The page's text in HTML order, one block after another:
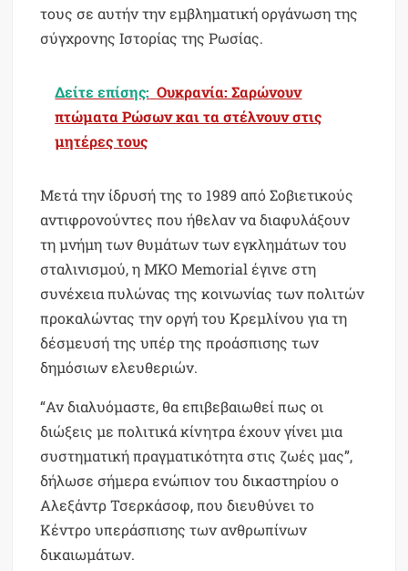
τους σε αυτήν την εμβληματική οργάνωση της
σύγχρονης Ιστορίας της Ρωσίας.
Δείτε επίσης: Ουκρανία: Σαρώνουν
πτώματα Ρώσων και τα στέλνουν στις
μητέρες τους
Μετά την ίδρυσή της το 1989 από Σοβιετικούς
αντιφρονούντες που ήθελαν να διαφυλάξουν
τη μνήμη των θυμάτων των εγκλημάτων του
σταλινισμού, η ΜΚΟ Memorial έγινε στη
συνέχεια πυλώνας της κοινωνίας των πολιτών
προκαλώντας την οργή του Κρεμλίνου για τη
δέσμευσή της υπέρ της προάσπισης των
δημόσιων ελευθεριών.
“Αν διαλυόμαστε, θα επιβεβαιωθεί πως οι
διώξεις με πολιτικά κίνητρα έχουν γίνει μια
συστηματική πραγματικότητα στις ζωές μας”,
δήλωσε σήμερα ενώπιον του δικαστηρίου ο
Αλεξάντρ Τσερκάσοφ, που διευθύνει το
Κέντρο υπεράσπισης των ανθρωπίνων
δικαιωμάτων.